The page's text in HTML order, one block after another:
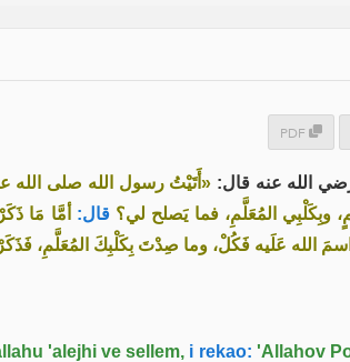
PDF
الله عنه قال: «أَتَيْتُ رسول الله صلى الله
وبِكَلْبِي المُعَلَّمِ، فما يَصلح لي؟ قال: أمَّا مَا
عَلَيه فَكُلْ، وما صِدْتَ بِكَلْبِكَ المُعَلَّمِ،
'alejhi ve sellem, i rekao: 'Allahov